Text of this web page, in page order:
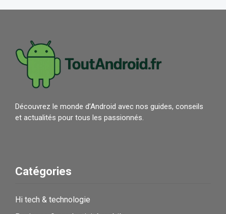
Découvrez le monde d’Android avec nos guides, conseils
et actualités pour tous les passionnés.
Catégories
Hi tech & technologie